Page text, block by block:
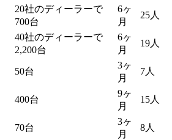
20社のディーラーで
700台
6ヶ
月
25人
40社のディーラーで
2,200台
6ヶ
月
19人
50台
3ヶ
月
7人
400台
9ヶ
月
15人
70台
3ヶ
月
8人